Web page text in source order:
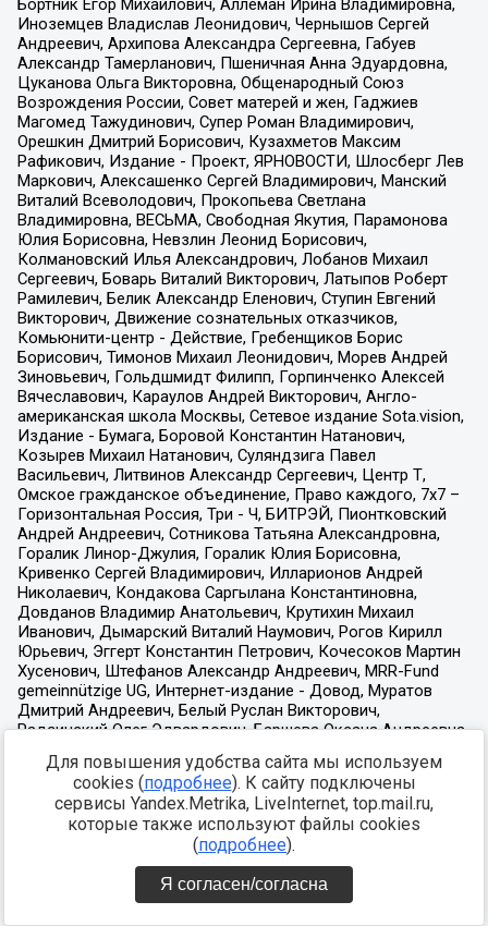
Для повышения удобства сайта мы используем
cookies (подробнее). К сайту подключены
сервисы Yandex.Metrika, LiveInternet, top.mail.ru,
которые также используют файлы cookies
(подробнее).
Я согласен/согласна